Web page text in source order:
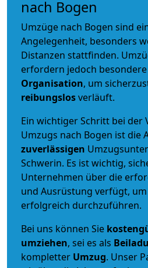
nach Bogen
Umzüge nach Bogen sind
Angelegenheit, besonders
Distanzen stattfinden.
erfordern jedoch besondere
Organisation, um
reibungslosverläuft.
Ein wichtiger Schritt bei der
Umzugs nach Bogen ist die
zuverlässigen
Schwerin. Es ist wichtig,
Unternehmen über die
und Ausrüstung verfügt,
erfolgreich durchzuführen.
Bei uns können Sie
umziehen, sei es als
kompletter Umzug. Unser